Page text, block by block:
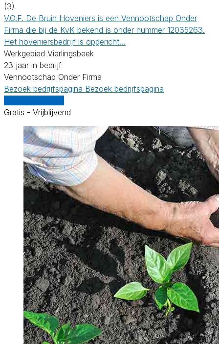
(3)
V.O.F. De Bruin Hoveniers is een Vennootschap Onder
Firma die bij de KvK bekend is onder nummer 12035263.
Het hoveniersbedrijf is opgericht…
Werkgebied Vierlingsbeek
23 jaar in bedrijf
Vennootschap Onder Firma
Bezoek bedrijfspagina Bezoek bedrijfspagina
Gratis - Vrijblijvend